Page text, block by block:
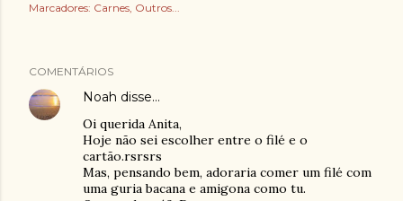
Marcadores: Carnes Outros...
COMENTÁRIOS
Noah disse…
Oi querida Anita,
Hoje não sei escolher entre o filé e o
cartão.rsrsrs
Mas, pensando bem, adoraria comer um filé com
uma guria bacana e amigona como tu.